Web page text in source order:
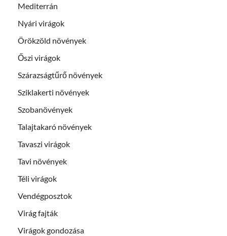
Mediterrán
Nyári virágok
Örökzöld növények
Őszi virágok
Szárazságtűrő növények
Sziklakerti növények
Szobanövények
Talajtakaró növények
Tavaszi virágok
Tavi növények
Téli virágok
Vendégposztok
Virág fajták
Virágok gondozása